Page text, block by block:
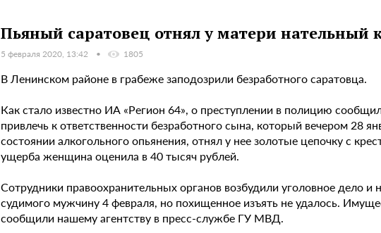
Пьяный саратовец отнял у матери нательный
5 февраля 2020, 13:42 1805
В Ленинском районе в грабеже заподозрили безработного саратовца.
Как стало известно ИА «Регион 64», о преступлении в полицию
привлечь к ответственности безработного сына, который вечером 28
состоянии алкогольного опьянения, отнял у нее золотые цепочку с
ущерба женщина оценила в 40 тысяч рублей.
Сотрудники правоохранительных органов возбудили уголовное дело
судимого мужчину 4 февраля, но похищенное изъять не удалось.
сообщили нашему агентству в пресс-службе ГУ МВД.